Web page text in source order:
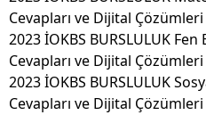
Cevapları ve Dijital Çözümleri
2023 İOKBS BURSLULUK Fen
Cevapları ve Dijital Çözümleri
2023 İOKBS BURSLULUK
Cevapları ve Dijital Çözümleri